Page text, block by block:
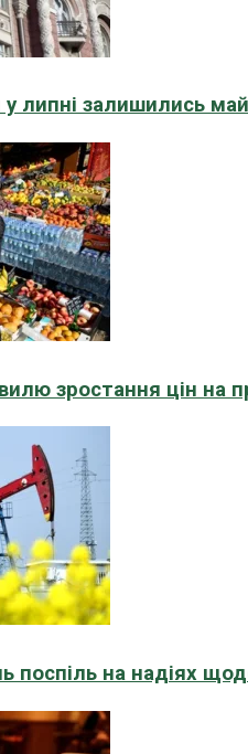
у липні залишились
зростання цін на
поспіль на надіях